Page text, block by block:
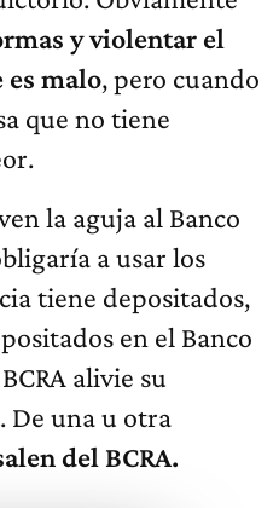
y violentar el
malo, pero cuando
que no tiene
la aguja al Banco
a usar los
tiene depositados,
en el Banco
alivie su
De una u otra
del BCRA.